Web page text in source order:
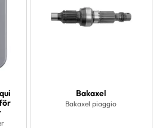
Bakaxel
Bakaxel piaggio